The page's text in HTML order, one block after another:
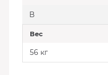
B
Вес
56 кг